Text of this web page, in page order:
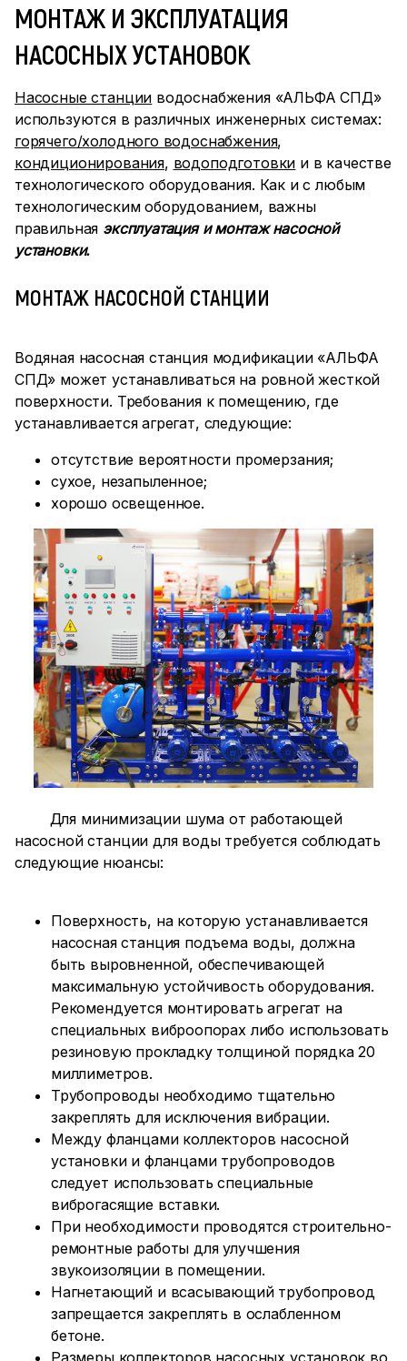
МОНТАЖ И ЭКСПЛУАТАЦИЯ
НАСОСНЫХ УСТАНОВОК
Насосные станции водоснабжения «АЛЬФА СПД»
используются в различных инженерных системах:
горячего/холодного водоснабжения,
кондиционирования, водоподготовки и в качестве
технологического оборудования. Как и с любым
технологическим оборудованием, важны
правильная эксплуатация и монтаж насосной
установки.
МОНТАЖ НАСОСНОЙ СТАНЦИИ
Водяная насосная станция модификации «АЛЬФА
СПД» может устанавливаться на ровной жесткой
поверхности. Требования к помещению, где
устанавливается агрегат, следующие:
отсутствие вероятности промерзания;
сухое, незапыленное;
хорошо освещенное.
Для минимизации шума от работающей
насосной станции для воды требуется соблюдать
следующие нюансы:
Поверхность, на которую устанавливается
насосная станция подъема воды, должна
быть выровненной, обеспечивающей
максимальную устойчивость оборудования.
Рекомендуется монтировать агрегат на
специальных виброопорах либо использовать
резиновую прокладку толщиной порядка 20
миллиметров.
Трубопроводы необходимо тщательно
закреплять для исключения вибрации.
Между фланцами коллекторов насосной
установки и фланцами трубопроводов
следует использовать специальные
виброгасящие вставки.
При необходимости проводятся строительно-
ремонтные работы для улучшения
звукоизоляции в помещении.
Нагнетающий и всасывающий трубопровод
запрещается закреплять в ослабленном
бетоне.
Размеры коллекторов насосных установок во